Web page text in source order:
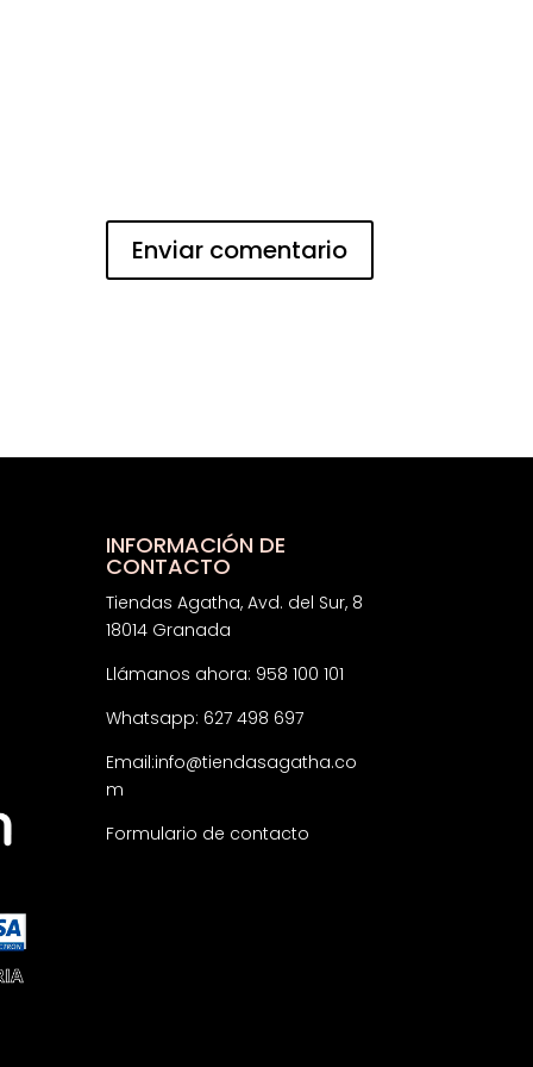
INFORMACIÓN DE
CONTACTO
Tiendas Agatha, Avd. del Sur, 8
18014 Granada
Llámanos ahora: 958 100 101
Whatsapp: 627 498 697
Email:info@tiendasagatha.co
m
Formulario de contacto